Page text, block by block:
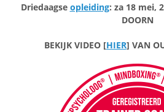
Driedaagse opleiding: za 18 mei,
DOORN
BEKIJK VIDEO [HIER] VAN